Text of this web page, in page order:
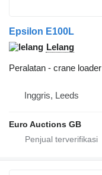
Epsilon E100L
Lelang
Peralatan - crane loader
Inggris, Leeds
Euro Auctions GB